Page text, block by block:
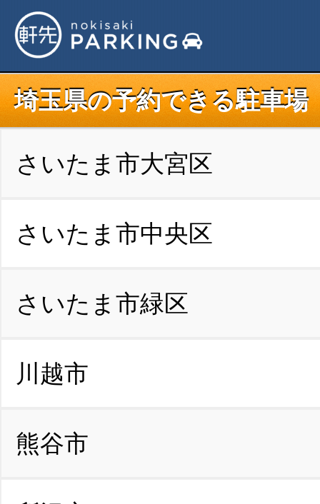
埼玉県の予約できる駐車場
さいたま市大宮区
さいたま市中央区
さいたま市緑区
川越市
熊谷市